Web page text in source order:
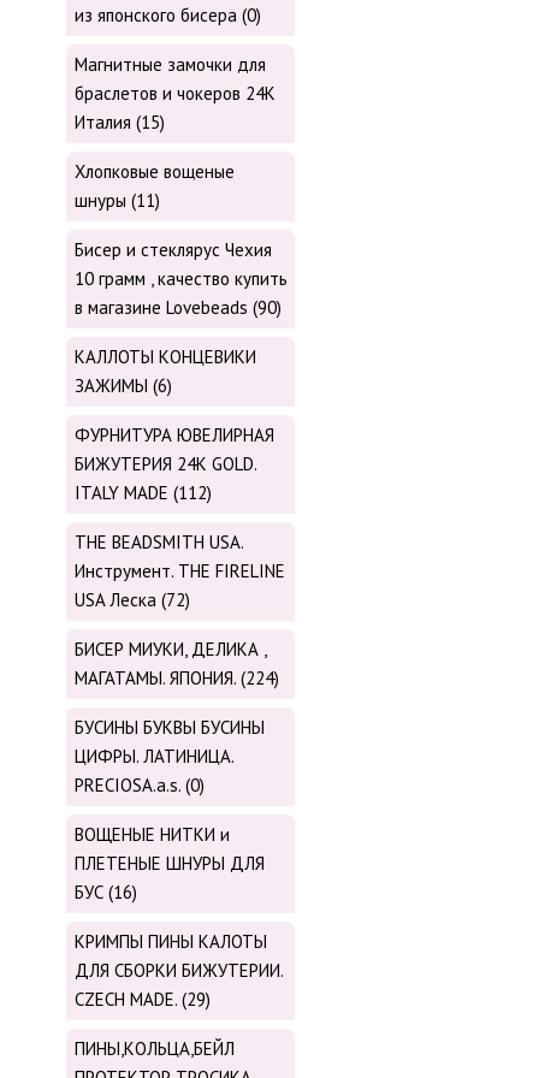
из японского бисера (0)
Магнитные замочки для
браслетов и чокеров 24К
Италия (15)
Хлопковые вощеные
шнуры (11)
Бисер и стеклярус Чехия
10 грамм , качество купить
в магазине Lovebeads (90)
КАЛЛОТЫ КОНЦЕВИКИ
ЗАЖИМЫ (6)
ФУРНИТУРА ЮВЕЛИРНАЯ
БИЖУТЕРИЯ 24К GOLD.
ITALY MADE (112)
THE BEADSMITH USA.
Инструмент. THE FIRELINE
USA Леска (72)
БИСЕР МИУКИ, ДЕЛИКА ,
МАГАТАМЫ. ЯПОНИЯ. (224)
БУСИНЫ БУКВЫ БУСИНЫ
ЦИФРЫ. ЛАТИНИЦА.
PRECIOSA.a.s. (0)
ВОЩЕНЫЕ НИТКИ и
ПЛЕТЕНЫЕ ШНУРЫ ДЛЯ
БУС (16)
КРИМПЫ ПИНЫ КАЛОТЫ
ДЛЯ СБОРКИ БИЖУТЕРИИ.
CZECH MADE. (29)
ПИНЫ,КОЛЬЦА,БЕЙЛ